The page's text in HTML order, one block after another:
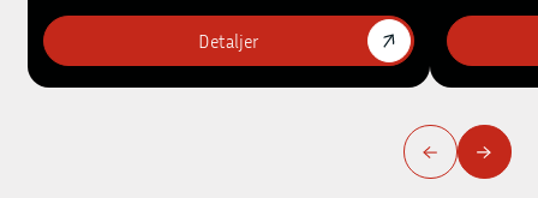
Detaljer